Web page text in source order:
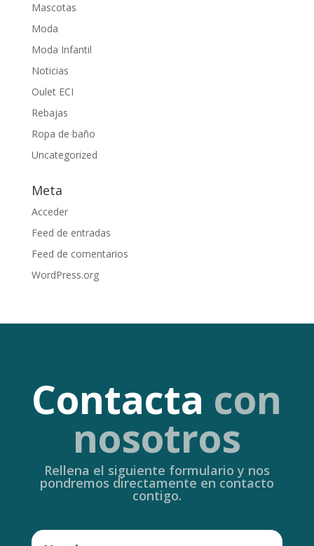
Mascotas
Moda
Moda Infantil
Noticias
Oulet ECI
Rebajas
Ropa de baño
Uncategorized
Meta
Acceder
Feed de entradas
Feed de comentarios
WordPress.org
Contacta con
nosotros
Rellena el siguiente formulario y nos
pondremos directamente en contacto
contigo.